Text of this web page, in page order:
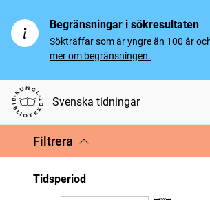
Begränsningar i sökresultaten
Sökträffar som är yngre än 100 år
mer om begränsningen.
Svenska tidningar
Filtrera
Tidsperiod